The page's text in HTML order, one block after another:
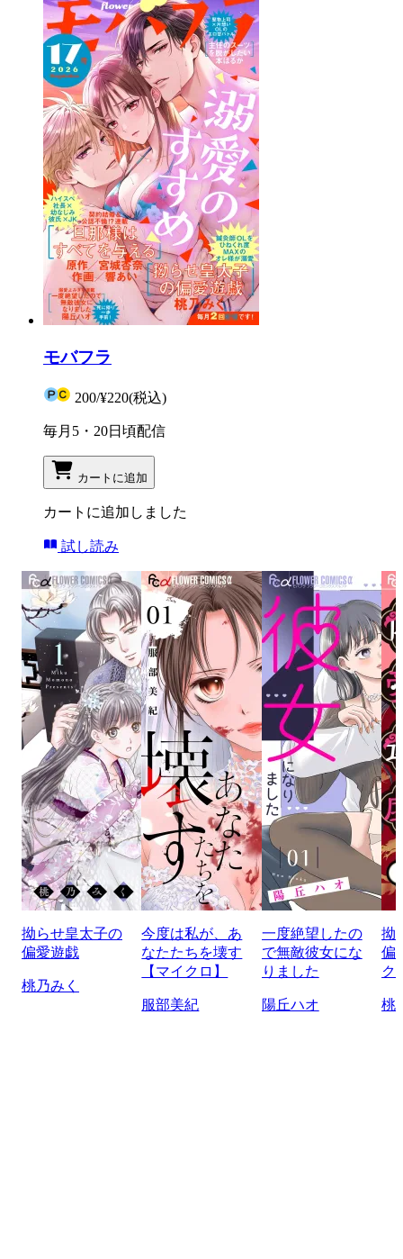
モバフラ
200/¥220(税込)
毎月5・20日頃配信
カートに追加
カートに追加しました
試し読み
拗らせ皇太子の
偏愛遊戯
桃乃みく
今度は私が、あ
なたたちを壊す
【マイクロ】
服部美紀
一度絶望したの
で無敵彼女にな
りました
陽丘ハオ
拗
偏
ク
桃